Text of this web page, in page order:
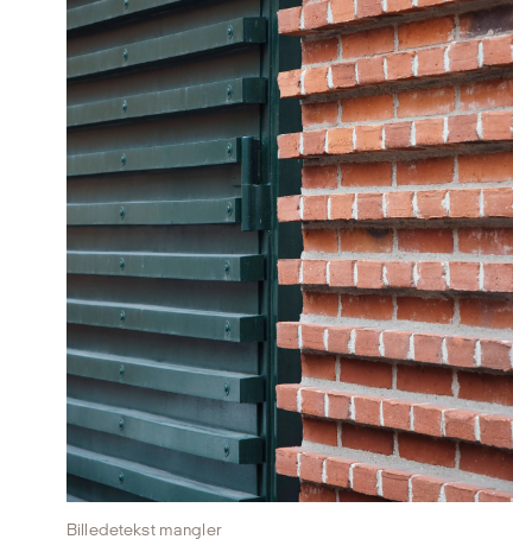
Billedetekst mangler